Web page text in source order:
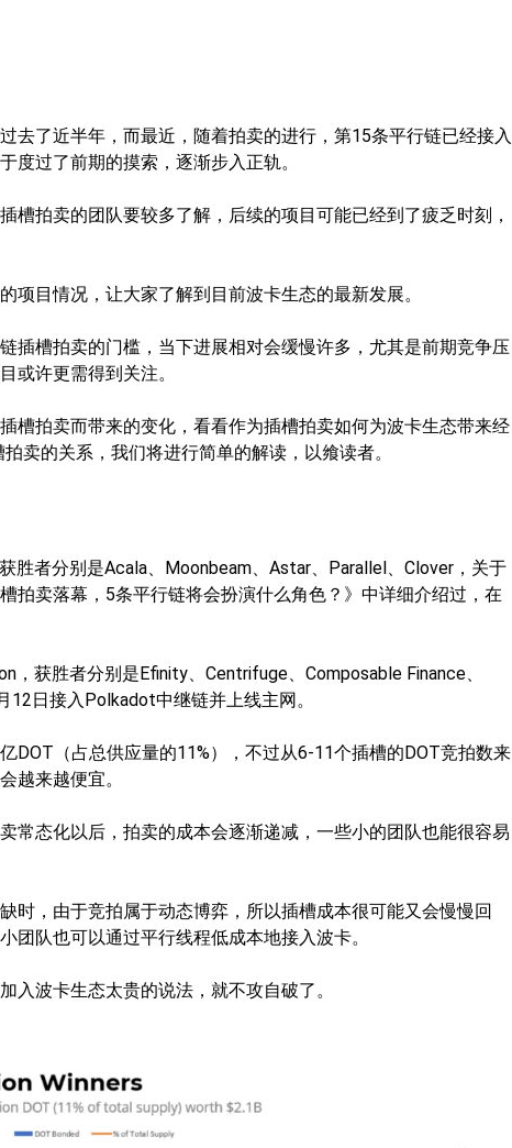
去了近半年，而最近，随着拍卖的进行，第15条平行链已经接入
度过了前期的摸索，逐渐步入正轨。
槽拍卖的团队要较多了解，后续的项目可能已经到了疲乏时刻，
项目情况，让大家了解到目前波卡生态的最新发展。
插槽拍卖的门槛，当下进展相对会缓慢许多，尤其是前期竞争压
或许更需得到关注。
槽拍卖而带来的变化，看看作为插槽拍卖如何为波卡生态带来经
卖的关系，我们将进行简单的解读，以飨读者。
胜者分别是Acala、Moonbeam、Astar、Parallel、Clover，关于
拍卖落幕，5条平行链将会扮演什么角色？》中详细介绍过，在
获胜者分别是Efinity、Centrifuge、Composable Finance、
日接入Polkadot中继链并上线主网。
DOT（占总供应量的11%），不过从6-11个插槽的DOT竞拍数来
越来越便宜。
常态化以后，拍卖的成本会逐渐递减，一些小的团队也能很容易
时，由于竞拍属于动态博弈，所以插槽成本很可能又会慢慢回
团队也可以通过平行线程低成本地接入波卡。
入波卡生态太贵的说法，就不攻自破了。